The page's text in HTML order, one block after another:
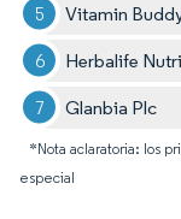
Vitamin
Herbalife
Glanbia Plc
*Nota aclaratoria: los
especial